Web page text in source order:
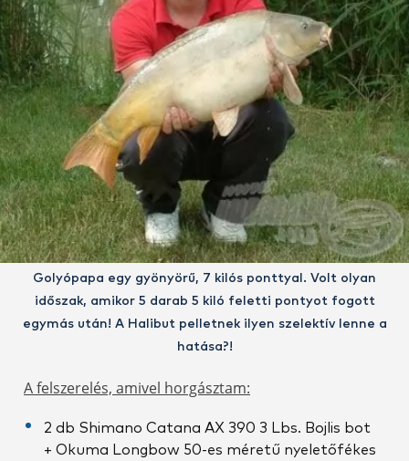
Golyópapa egy gyönyörű, 7 kilós ponttyal. Volt olyan
időszak, amikor 5 darab 5 kiló feletti pontyot fogott
egymás után! A Halibut pelletnek ilyen szelektív lenne a
hatása?!
A felszerelés, amivel horgásztam:
2 db Shimano Catana AX 390 3 Lbs. Bojlis bot
+ Okuma Longbow 50-es méretű nyeletőfékes